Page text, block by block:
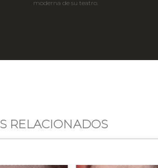
moderna de su teatro.
RELACIONADOS